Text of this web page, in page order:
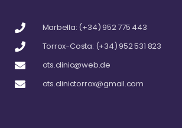
Marbella: (+34) 952 775 443
Torrox-Costa: (+34) 952 531 823
ots.clinic@web.de
ots.clinictorrox@gmail.com